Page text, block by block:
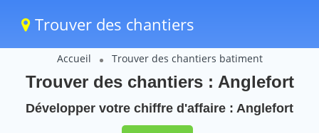
Trouver des chantiers
Accueil Trouver des chantiers batiment
Trouver des chantiers : Anglefort
Développer votre chiffre d'affaire : Anglefort